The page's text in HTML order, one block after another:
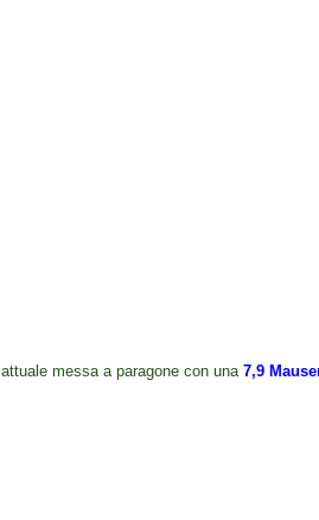
attuale messa a paragone con una 7,9